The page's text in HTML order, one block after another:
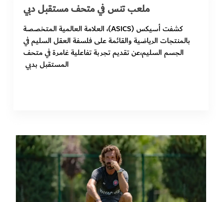
ملعب تنس في متحف مستقبل دبي
كشفت أسيكس (ASICS)، العلامة العالمية المتخصصة
بالمنتجات الرياضية والقائمة على فلسفة العقل السليم في
الجسم السليم،عن تقديم تجربة تفاعلية غامرة في متحف
المستقبل بدبي